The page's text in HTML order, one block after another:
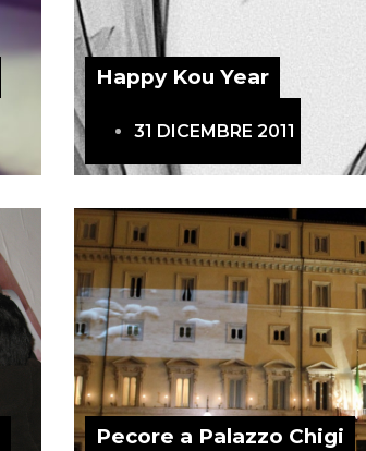
Happy Kou Year
31 DICEMBRE 2011
Pecore a Palazzo Chigi